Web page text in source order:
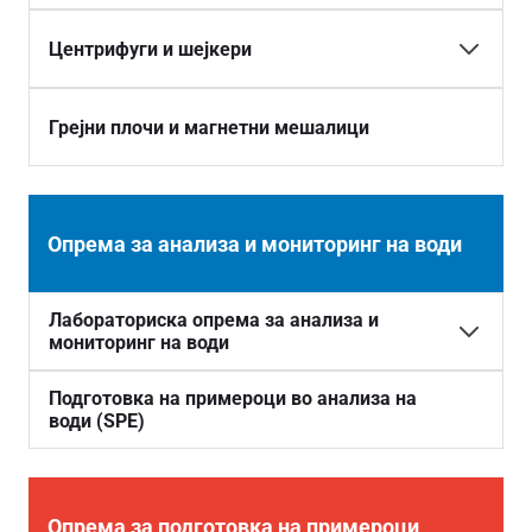
Детектори за електронска микроскопија
Еднoканални пипети
Електронски пипети
Повеќеканални пипети
Картриџи и филтери
Системи за дестилација на вода
Тип 1 – системи за добивање ултра чиста вода
Тип 2 – системи за добивање чиста вода
Тип 3 – системи базирани на реверзна осмоза
Центрифуги и шејкери
Столни центрифуги
Подни центрифуги
Тресилици
Грејни плочи и магнетни мешалици
Опрема за анализа и мониторинг на води
Лабораториска опрема за анализа и
мониторинг на води
Автоматизирани анализатори на различни
параметри
Подготовка на примероци во анализа на
води (SPE)
Опрема за подготовка на примероци